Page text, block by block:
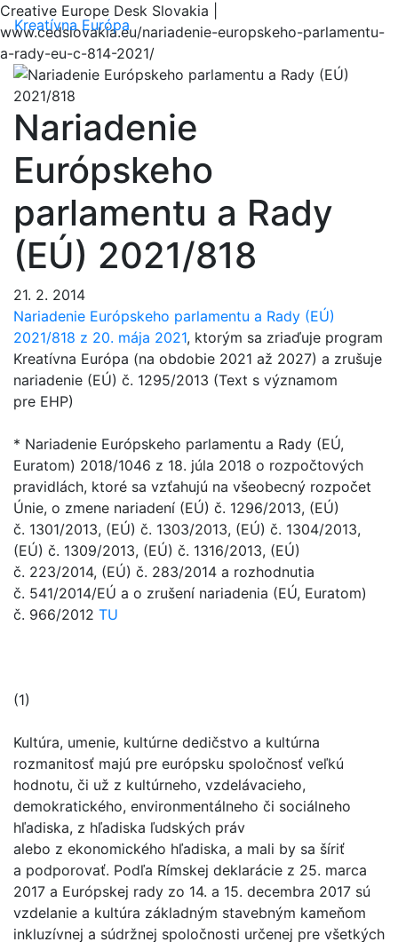
Creative Europe Desk Slovakia |
www.cedslovakia.eu/nariadenie-europskeho-parlamentu-
a-rady-eu-c-814-2021/
Kreatívna Európa
Nariadenie
Európskeho
parlamentu a Rady
(EÚ) 2021/818
21. 2. 2014
Nariadenie Európskeho parlamentu a Rady (EÚ)
2021/818 z 20. mája 2021, ktorým sa zriaďuje program
Kreatívna Európa (na obdobie 2021 až 2027) a zrušuje
nariadenie (EÚ) č. 1295/2013 (Text s významom
pre EHP)
* Nariadenie Európskeho parlamentu a Rady (EÚ,
Euratom) 2018/1046 z 18. júla 2018 o rozpočtových
pravidlách, ktoré sa vzťahujú na všeobecný rozpočet
Únie, o zmene nariadení (EÚ) č. 1296/2013, (EÚ)
č. 1301/2013, (EÚ) č. 1303/2013, (EÚ) č. 1304/2013,
(EÚ) č. 1309/2013, (EÚ) č. 1316/2013, (EÚ)
č. 223/2014, (EÚ) č. 283/2014 a rozhodnutia
č. 541/2014/EÚ a o zrušení nariadenia (EÚ, Euratom)
č. 966/2012 TU
(1)
Kultúra, umenie, kultúrne dedičstvo a kultúrna
rozmanitosť majú pre európsku spoločnosť veľkú
hodnotu, či už z kultúrneho, vzdelávacieho,
demokratického, environmentálneho či sociálneho
hľadiska, z hľadiska ľudských práv
alebo z ekonomického hľadiska, a mali by sa šíriť
a podporovať. Podľa Rímskej deklarácie z 25. marca
2017 a Európskej rady zo 14. a 15. decembra 2017 sú
vzdelanie a kultúra základným stavebným kameňom
inkluzívnej a súdržnej spoločnosti určenej pre všetkých